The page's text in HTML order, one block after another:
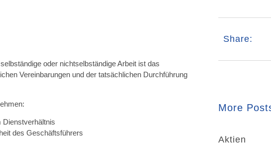
oder nichtselbständige Arbeit ist das
Vereinbarungen und der tatsächlichen Durchführung
Dienstverhältnis
des Geschäftsführers
Share:
More
Aktien